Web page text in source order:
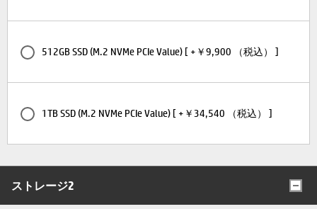
512GB SSD (M.2 NVMe PCIe Value) [ +￥9,900 （税込） ]
1TB SSD (M.2 NVMe PCIe Value) [ +￥34,540 （税込） ]
ストレージ2